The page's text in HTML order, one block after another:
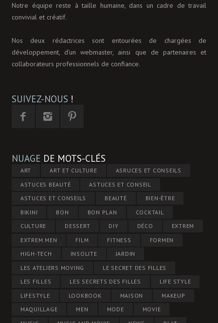
Notre équipe reste à taille humaine, dans un cadre de travail
convivial et créatif.
Nos deux rédactrices sont entourées de chargées de
développement, d'un webmaster, ainsi que de partenaires et
collaborateurs professionnels de confiance.
SUIVEZ-NOUS !
NUAGE DE MOTS-CLÉS
ART ART ET CULTURE
ASRUCES ET CONSEILS
ASTUCES BEAUTÉ
ASTUCES ET CONSEIL
ASTUCES ET CONSEILS
BEAUTÉ
BIEN-ÊTRE
BIKINI
BON BON PLAN
COCKTAIL
CULTURE
DESSERT DIY DÉCO
EXTREM
EXTREM MEN
FILM FITNESS
FORMEN
HIGH-TECH
INSOLITE
JARDIN
LES ATELIERS MOVING
LE SECRET DES FILLES
LES FILLES
LES SECRETS DES FILLES
LIFE STYLE
LIFESTYLE
LOOKBOOK MAISON
MAKEUP
MAQUILLAGE
MEN MODE
MOVIE